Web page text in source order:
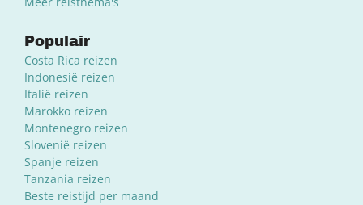
Populair
Costa Rica reizen
Indonesië reizen
Italië reizen
Marokko reizen
Montenegro reizen
Slovenië reizen
Spanje reizen
Tanzania reizen
Beste reistijd per maand